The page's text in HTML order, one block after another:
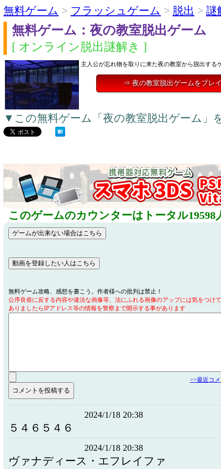
無料ゲーム > フラッシュゲーム > 脱出 > 謎
無料ゲーム：夜の教室脱出ゲーム
[ オンライン脱出謎解き ]
主人公が忘れ物を取りに来た夜の教室から脱出する
⇒ 夜の教室脱出ゲームをプレ
▼この無料ゲーム「夜の教室脱出ゲーム」
このゲームのカウンターはトータル19598
無料ゲーム攻略、感想を書こう。作者様への批判は禁止！
公序良俗に反する内容や違法な画像等、法にふれる画像のアップには気をつけ
ありましたらIPアドレス等の情報を警察まで開示する事があります
>>最近コ
2024/1/18 20:38
５４６５４６
2024/1/18 20:38
ヴァナディース・エフレイファ